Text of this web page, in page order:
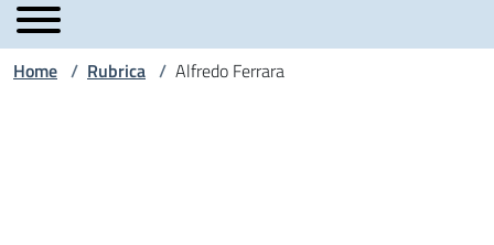
Home / Rubrica / Alfredo Ferrara